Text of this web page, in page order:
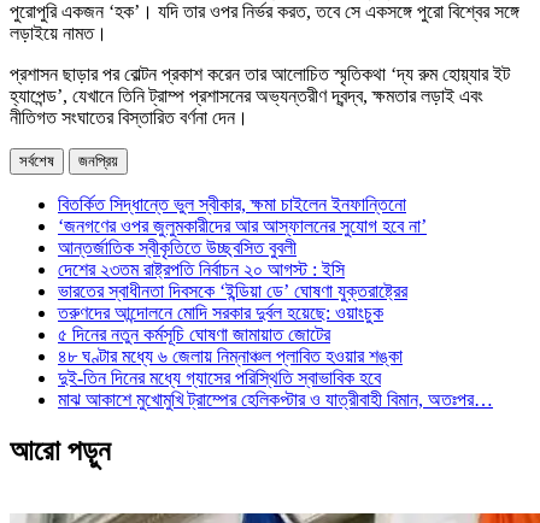
পুরোপুরি একজন ‘হক’। যদি তার ওপর নির্ভর করত, তবে সে একসঙ্গে পুরো বিশ্বের সঙ্গে
লড়াইয়ে নামত।
প্রশাসন ছাড়ার পর বোল্টন প্রকাশ করেন তার আলোচিত স্মৃতিকথা ‘দ্য রুম হোয়্যার ইট
হ্যাপেন্ড’, যেখানে তিনি ট্রাম্প প্রশাসনের অভ্যন্তরীণ দ্বন্দ্ব, ক্ষমতার লড়াই এবং
নীতিগত সংঘাতের বিস্তারিত বর্ণনা দেন।
সর্বশেষ জনপ্রিয়
বিতর্কিত সিদ্ধান্তে ভুল স্বীকার, ক্ষমা চাইলেন ইনফান্তিনো
‘জনগণের ওপর জুলুমকারীদের আর আস্ফালনের সুযোগ হবে না’
আন্তর্জাতিক স্বীকৃতিতে উচ্ছ্বসিত বুবলী
দেশের ২৩তম রাষ্ট্রপতি নির্বাচন ২০ আগস্ট : ইসি
ভারতের স্বাধীনতা দিবসকে ‘ইন্ডিয়া ডে’ ঘোষণা যুক্তরাষ্ট্রের
তরুণদের আন্দোলনে মোদি সরকার দুর্বল হয়েছে: ওয়াংচুক
৫ দিনের নতুন কর্মসূচি ঘোষণা জামায়াত জোটের
৪৮ ঘণ্টার মধ্যে ৬ জেলায় নিম্নাঞ্চল প্লাবিত হওয়ার শঙ্কা
দুই-তিন দিনের মধ্যে গ্যাসের পরিস্থিতি স্বাভাবিক হবে
মাঝ আকাশে মুখোমুখি ট্রাম্পের হেলিকপ্টার ও যাত্রীবাহী বিমান, অতঃপর…
আরো পড়ুন